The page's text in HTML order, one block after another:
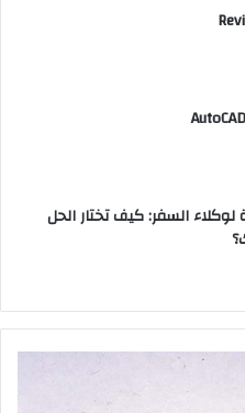
لوكلاء السفر: كيف تختار الحل